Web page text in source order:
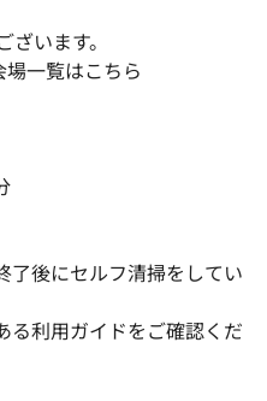
います。
場一覧はこちら
了後にセルフ清掃をしてい
る利用ガイドをご確認くだ